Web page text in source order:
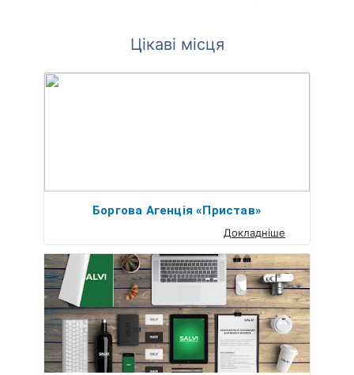
Цікаві місця
Боргова Агенція «Пристав»
Докладніше